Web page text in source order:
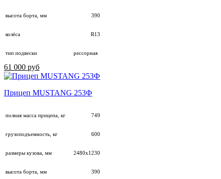
высота борта, мм 390
колёса R13
тип подвески рессорная
61 000 руб
Прицеп MUSTANG 253Ф
полная масса прицепа, кг 749
грузоподъемность, кг 600
размеры кузова, мм 2480х1230
высота борта, мм 390